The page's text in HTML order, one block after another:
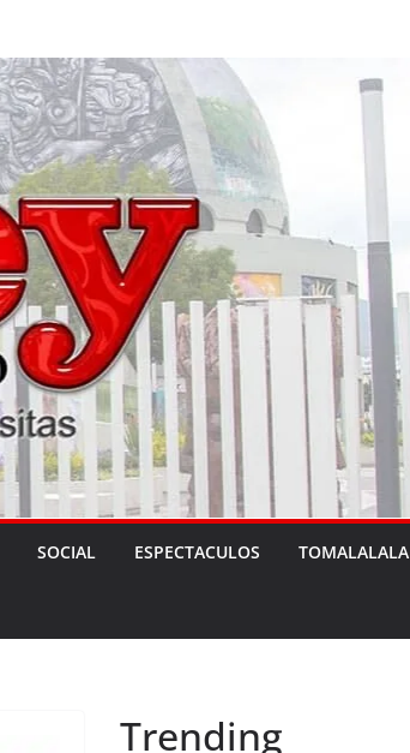
SOCIAL ESPECTACULOS TOMALALALA
Trending